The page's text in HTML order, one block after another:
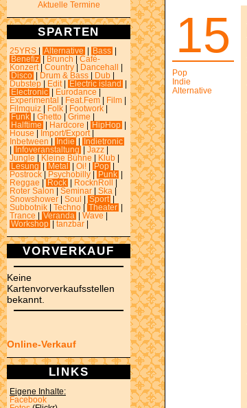
Aktuelle Termine
SPARTEN
25YRS Alternative Bass
Benefiz
Brunch
Café-
Konzert
Country Dancehall
Disco
Drum & Bass Dub
Dubstep
Edit Electric island
Electronic
Eurodance
Experimental
Feat.Fem Film
Filmquiz
Folk Footwork
Funk
Ghetto Grime
Halftime
Hardcore HipHop
House
Import/Export
Inbetween
Indie
Indietronic
Infoveranstaltung Jazz
Jungle
Kleine Bühne Klub
Lesung
Metal Oi! Pop
Postrock
Psychobilly Punk
Reggae
Rock RocknRoll
Roter Salon
Seminar Ska
Snowshower
Soul Sport
Subbotnik
Techno Theater
Trance
Veranda Wave
Workshop
tanzbar
VORVERKAUF
Keine
Kartenvorverkaufsstellen
bekannt.
Online-Verkauf
LINKS
Eigene Inhalte:
Facebook
15
Pop
Indie
Alternative